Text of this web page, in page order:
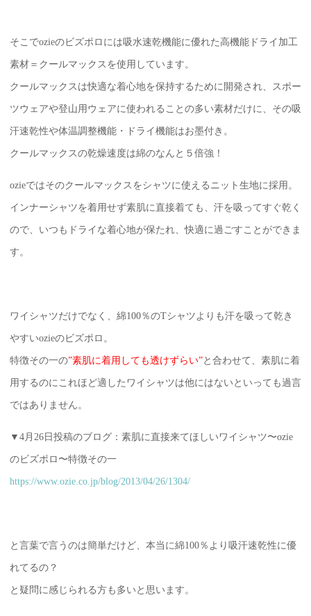
そこでozieのビズポロには吸水速乾機能に優れた高機能ドライ加工
素材＝クールマックスを使用しています。
クールマックスは快適な着心地を保持するために開発され、スポー
ツウェアや登山用ウェアに使われることの多い素材だけに、その吸
汗速乾性や体温調整機能・ドライ機能はお墨付き。
クールマックスの乾燥速度は綿のなんと５倍強！
ozieではそのクールマックスをシャツに使えるニット生地に採用。
インナーシャツを着用せず素肌に直接着ても、汗を吸ってすぐ乾く
ので、いつもドライな着心地が保たれ、快適に過ごすことができま
す。
ワイシャツだけでなく、綿100％のTシャツよりも汗を吸って乾き
やすいozieのビズポロ。
特徴その一の”素肌に着用しても透けずらい”と合わせて、素肌に着
用するのにこれほど適したワイシャツは他にはないといっても過言
ではありません。
▼4月26日投稿のブログ：素肌に直接来てほしいワイシャツ〜ozie
のビズポロ〜特徴その一
https://www.ozie.co.jp/blog/2013/04/26/1304/
と言葉で言うのは簡単だけど、本当に綿100％より吸汗速乾性に優
れてるの？
と疑問に感じられる方も多いと思います。